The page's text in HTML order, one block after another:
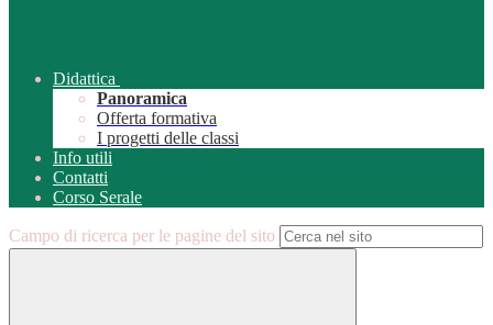
Didattica
Panoramica
Offerta formativa
I progetti delle classi
Info utili
Contatti
Corso Serale
Campo di ricerca per le pagine del sito